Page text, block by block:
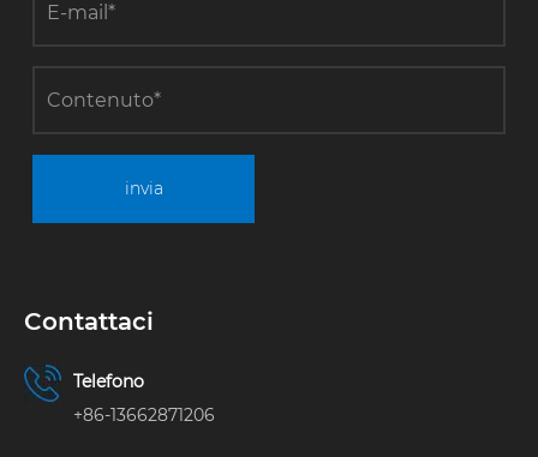
invia
Contattaci
Telefono
+86-13662871206